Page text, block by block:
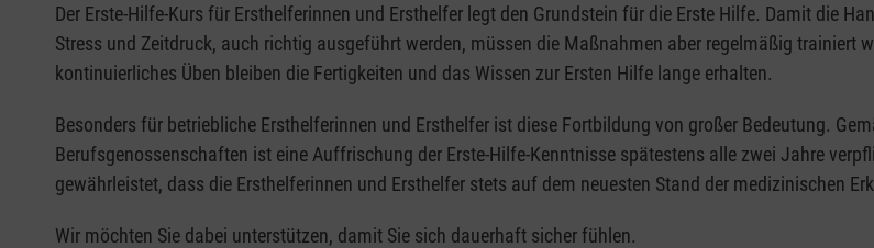
Der Erste-Hilfe-Kurs für Ersthelferinnen und Ersthelfer legt den Grundstein für die Erste Hilfe. Damit die
Stress und Zeitdruck, auch richtig ausgeführt werden, müssen die Maßnahmen aber regelmäßig trainiert
kontinuierliches Üben bleiben die Fertigkeiten und das Wissen zur Ersten Hilfe lange erhalten.
Besonders für betriebliche Ersthelferinnen und Ersthelfer ist diese Fortbildung von großer Bedeutung.
Berufsgenossenschaften ist eine Auffrischung der Erste-Hilfe-Kenntnisse spätestens alle zwei Jahre
gewährleistet, dass die Ersthelferinnen und Ersthelfer stets auf dem neuesten Stand der medizinischen
Wir möchten Sie dabei unterstützen, damit Sie sich dauerhaft sicher fühlen.